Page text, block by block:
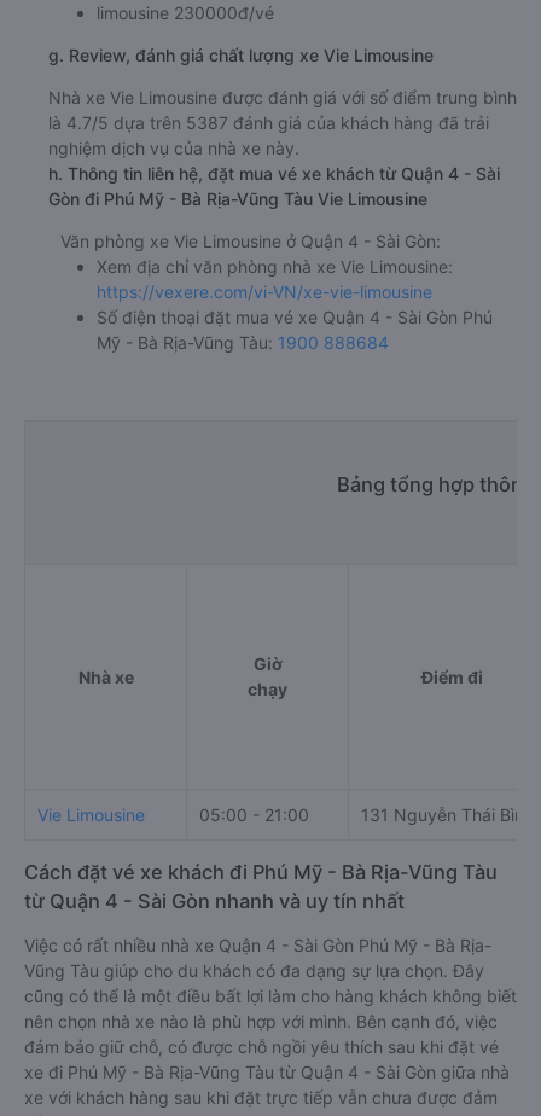
limousine 230000đ/vé
g. Review, đánh giá chất lượng xe Vie Limousine
Nhà xe Vie Limousine được đánh giá với số điểm trung bình
là 4.7/5 dựa trên 5387 đánh giá của khách hàng đã trải
nghiệm dịch vụ của nhà xe này.
h. Thông tin liên hệ, đặt mua vé xe khách từ Quận 4 - Sài
Gòn đi Phú Mỹ - Bà Rịa-Vũng Tàu Vie Limousine
Văn phòng xe Vie Limousine ở Quận 4 - Sài Gòn:
Xem địa chỉ văn phòng nhà xe Vie Limousine:
https://vexere.com/vi-VN/xe-vie-limousine
Số điện thoại đặt mua vé xe Quận 4 - Sài Gòn Phú
Mỹ - Bà Rịa-Vũng Tàu: 1900 888684
Bảng tổng hợp
Nhà xe
Giờ
chạy
Điểm đi
Vie Limousine 05:00 - 21:00 131 Nguyễn Thái Bình
Cách đặt vé xe khách đi Phú Mỹ - Bà Rịa-Vũng Tàu
từ Quận 4 - Sài Gòn nhanh và uy tín nhất
Việc có rất nhiều nhà xe Quận 4 - Sài Gòn Phú Mỹ - Bà Rịa-
Vũng Tàu giúp cho du khách có đa dạng sự lựa chọn. Đây
cũng có thể là một điều bất lợi làm cho hàng khách không biết
nên chọn nhà xe nào là phù hợp với mình. Bên cạnh đó, việc
đảm bảo giữ chỗ, có được chỗ ngồi yêu thích sau khi đặt vé
xe đi Phú Mỹ - Bà Rịa-Vũng Tàu từ Quận 4 - Sài Gòn giữa nhà
xe với khách hàng sau khi đặt trực tiếp vẫn chưa được đảm